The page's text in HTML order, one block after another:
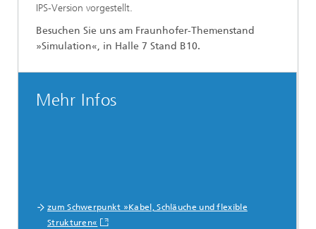
IPS-Version vorgestellt.
Besuchen Sie uns am Fraunhofer-Themenstand
»Simulation«, in Halle 7 Stand B10.
Mehr Infos
zum Schwerpunkt »Kabel, Schläuche und flexible
Strukturen«